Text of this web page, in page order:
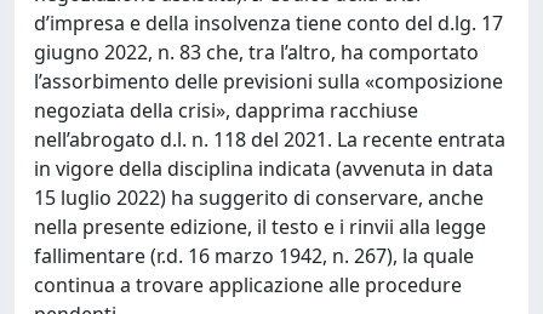
d’impresa e della insolvenza tiene conto del d.lg. 17
giugno 2022, n. 83 che, tra l’altro, ha comportato
l’assorbimento delle previsioni sulla «composizione
negoziata della crisi», dapprima racchiuse
nell’abrogato d.l. n. 118 del 2021. La recente entrata
in vigore della disciplina indicata (avvenuta in data
15 luglio 2022) ha suggerito di conservare, anche
nella presente edizione, il testo e i rinvii alla legge
fallimentare (r.d. 16 marzo 1942, n. 267), la quale
continua a trovare applicazione alle procedure